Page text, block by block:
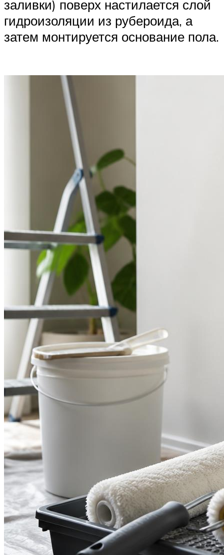
заливки) поверх настилается слой
гидроизоляции из рубероида, а
затем монтируется основание пола.